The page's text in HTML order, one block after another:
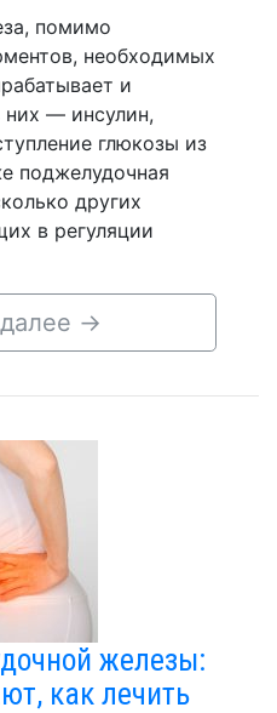
помимо
необходимых
и
— инсулин,
глюкозы из
поджелудочная
других
в регуляции
→
железы:
как лечить